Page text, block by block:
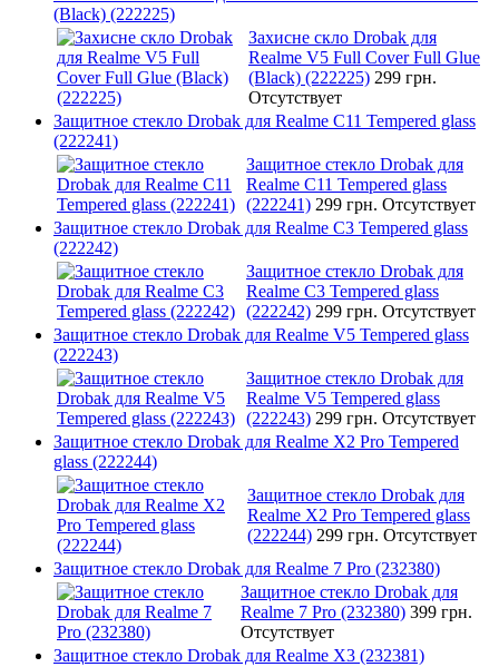
(Black) (222225)
Захисне скло Drobak для
Realme V5 Full Cover Full Glue
(Black) (222225) 299 грн.
Отсутствует
Защитное стекло Drobak для Realme C11 Tempered glass
(222241)
Защитное стекло Drobak для
Realme C11 Tempered glass
(222241) 299 грн. Отсутствует
Защитное стекло Drobak для Realme C3 Tempered glass
(222242)
Защитное стекло Drobak для
Realme C3 Tempered glass
(222242) 299 грн. Отсутствует
Защитное стекло Drobak для Realme V5 Tempered glass
(222243)
Защитное стекло Drobak для
Realme V5 Tempered glass
(222243) 299 грн. Отсутствует
Защитное стекло Drobak для Realme X2 Pro Tempered
glass (222244)
Защитное стекло Drobak для
Realme X2 Pro Tempered glass
(222244) 299 грн. Отсутствует
Защитное стекло Drobak для Realme 7 Pro (232380)
Защитное стекло Drobak для
Realme 7 Pro (232380) 399 грн.
Отсутствует
Защитное стекло Drobak для Realme X3 (232381)